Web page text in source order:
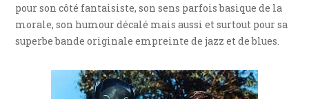
pour son côté fantaisiste, son sens parfois basique de la
morale, son humour décalé mais aussi et surtout pour sa
superbe bande originale empreinte de jazz et de blues.